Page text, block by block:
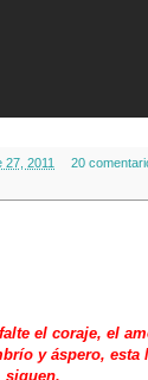
27, 2011
20
el coraje, el
y áspero, esta
siguen.